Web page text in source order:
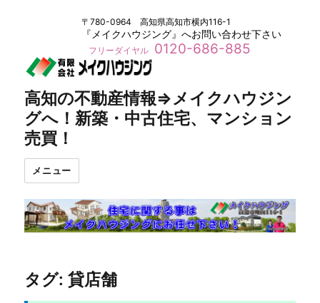
〒780-0964 高知県高知市横内116-1
『メイクハウジング』へお問い合わせ下さい
フリーダイヤル 0120-686-885
高知の不動産情報⇒メイクハウジン
グへ！新築・中古住宅、マンション
売買！
メニュー
タグ:貸店舗